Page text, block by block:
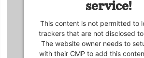
service!
This content is not permitted to
trackers that are not disclosed
The website owner needs to
with their CMP to add this